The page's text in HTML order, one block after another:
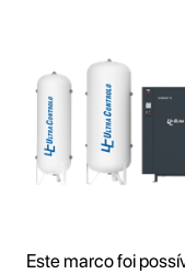
Este marco foi